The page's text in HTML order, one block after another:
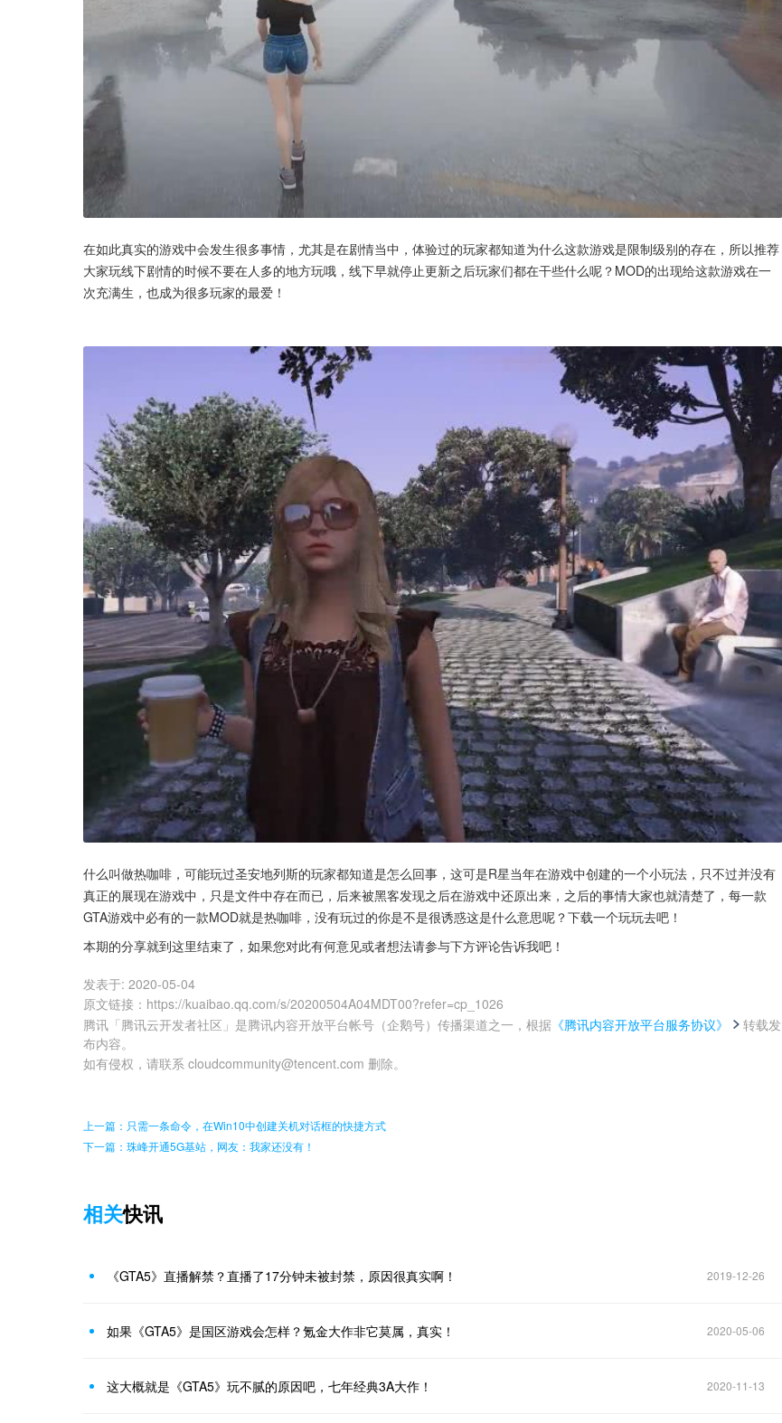
在如此真实的游戏中会发生很多事情，尤其是在剧情当中，体验过的玩家都知道为什么这款游戏是限制级别的存在，所以推荐
大家玩线下剧情的时候不要在人多的地方玩哦，线下早就停止更新之后玩家们都在干些什么呢？MOD的出现给这款游戏在一
次充满生，也成为很多玩家的最爱！
什么叫做热咖啡，可能玩过圣安地列斯的玩家都知道是怎么回事，这可是R星当年在游戏中创建的一个小玩法，只不过并没有
真正的展现在游戏中，只是文件中存在而已，后来被黑客发现之后在游戏中还原出来，之后的事情大家也就清楚了，每一款
GTA游戏中必有的一款MOD就是热咖啡，没有玩过的你是不是很诱惑这是什么意思呢？下载一个玩玩去吧！
本期的分享就到这里结束了，如果您对此有何意见或者想法请参与下方评论告诉我吧！
发表于: 2020-05-04
原文链接 ： https://kuaibao.qq.com/s/20200504A04MDT00?refer=cp_1026
腾讯「腾讯云开发者社区」是腾讯内容开放平台帐号（企鹅号）传播渠道之一，根据 《腾讯内容开放平台服务协议》
转载发
布内容。
如有侵权，请联系 cloudcommunity@tencent.com 删除。
上一篇：只需一条命令，在Win10中创建关机对话框的快捷方式
下一篇：珠峰开通5G基站，网友：我家还没有！
相关快讯
《GTA5》直播解禁？直播了17分钟未被封禁，原因很真实啊！ 2019-12-26
如果《GTA5》是国区游戏会怎样？氪金大作非它莫属，真实！ 2020-05-06
这大概就是《GTA5》玩不腻的原因吧，七年经典3A大作！ 2020-11-13